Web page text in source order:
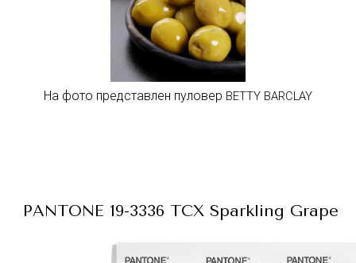
На фото представлен пуловер BETTY BARCLAY
PANTONE 19-3336 TCX Sparkling Grape